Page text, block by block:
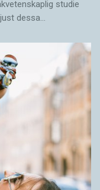
studie
dessa…